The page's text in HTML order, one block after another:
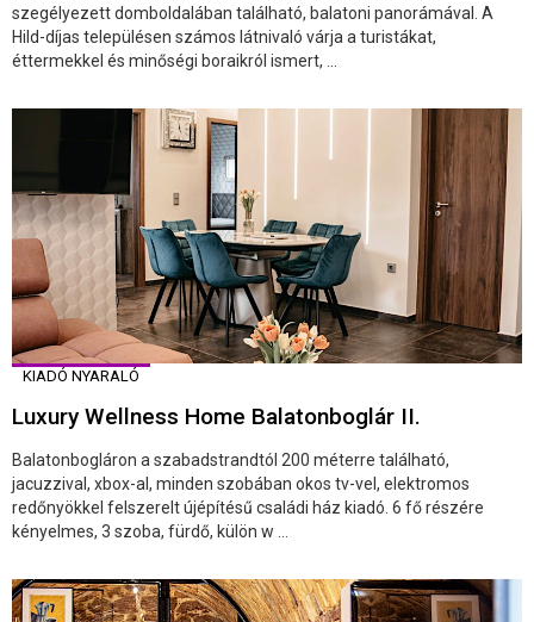
szegélyezett domboldalában található, balatoni panorámával. A
Hild-díjas településen számos látnivaló várja a turistákat,
éttermekkel és minőségi boraikról ismert, ...
KIADÓ NYARALÓ
Luxury Wellness Home Balatonboglár II.
Balatonbogláron a szabadstrandtól 200 méterre található,
jacuzzival, xbox-al, minden szobában okos tv-vel, elektromos
redőnyökkel felszerelt újépítésű családi ház kiadó. 6 fő részére
kényelmes, 3 szoba, fürdő, külön w ...